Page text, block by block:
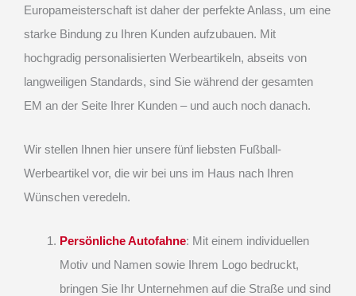
Europameisterschaft ist daher der perfekte Anlass, um eine
starke Bindung zu Ihren Kunden aufzubauen. Mit
hochgradig personalisierten Werbeartikeln, abseits von
langweiligen Standards, sind Sie während der gesamten
EM an der Seite Ihrer Kunden – und auch noch danach.
Wir stellen Ihnen hier unsere fünf liebsten Fußball-
Werbeartikel vor, die wir bei uns im Haus nach Ihren
Wünschen veredeln.
Persönliche Autofahne: Mit einem individuellen
Motiv und Namen sowie Ihrem Logo bedruckt,
bringen Sie Ihr Unternehmen auf die Straße und sind